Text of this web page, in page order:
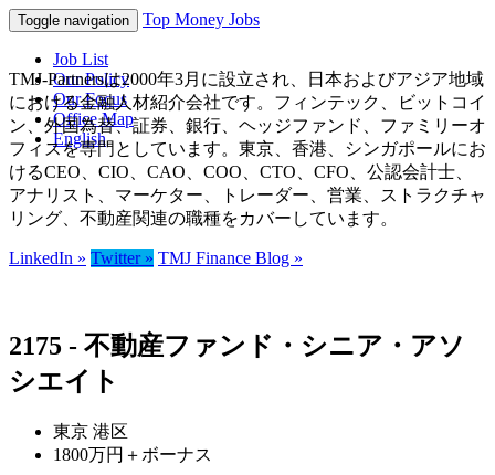
Toggle navigation Top Money Jobs
Job List
Our Policy
Our Focus
Office Map
English
TMJ-Partnersは2000年3月に設立され、日本およびアジア地域
における金融人材紹介会社です。フィンテック、ビットコイ
ン、外国為替、証券、銀行、ヘッジファンド、ファミリーオ
フィスを専門としています。東京、香港、シンガポールにお
けるCEO、CIO、CAO、COO、CTO、CFO、公認会計士、
アナリスト、マーケター、トレーダー、営業、ストラクチャ
リング、不動産関連の職種をカバーしています。
LinkedIn » Twitter » TMJ Finance Blog »
2175 - 不動産ファンド・シニア・アソ
シエイト
東京 港区
1800万円＋ボーナス